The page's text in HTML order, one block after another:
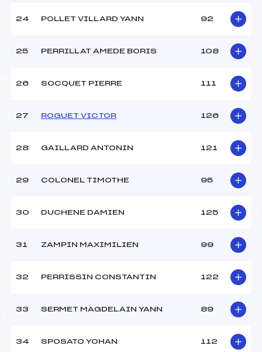
24 POLLET VILLARD YANN 92
25 PERRILLAT AMEDE BORIS 108
26 SOCQUET PIERRE 111
27 ROGUET VICTOR 126
28 GAILLARD ANTONIN 121
29 COLONEL TIMOTHE 95
30 DUCHENE DAMIEN 125
31 ZAMPIN MAXIMILIEN 99
32 PERRISSIN CONSTANTIN 122
33 SERMET MAGDELAIN YANN 89
34 SPOSATO YOHAN 112